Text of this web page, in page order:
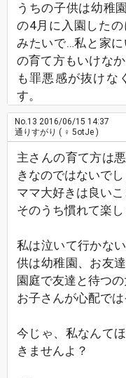
うちの子供は幼稚
の4月に入園した
みたいで…私と家
の育て方もいけな
も罪悪感が抜けな
す。
No.13 2016/06/15 14:37
通りすがり ( ♀ 5otJe )
主さんの育て方は
きなのではないでし
ママ大好きは良いこ
そのうち慣れて楽
私は泣いて行かな
供は幼稚園、お友
園庭で友達と待つの
お子さんが心配で
今じゃ、私なんて
きませんよ？